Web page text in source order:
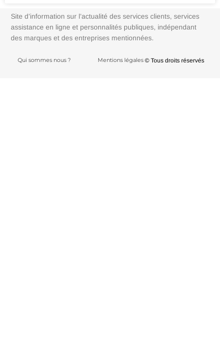
Site d’information sur l’actualité des services clients, services
assistance en ligne et personnalités publiques, indépendant
des marques et des entreprises mentionnées.
Qui sommes nous ? Mentions légales © Tous droits réservés